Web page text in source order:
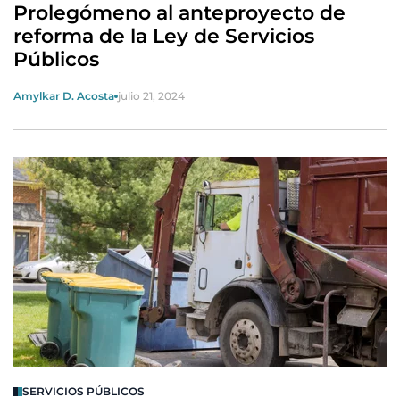
Prolegómeno al anteproyecto de
reforma de la Ley de Servicios
Públicos
Amylkar D. Acosta julio 21, 2024
SERVICIOS PÚBLICOS